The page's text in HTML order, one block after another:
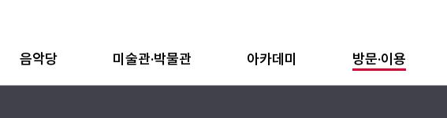
음악당 미술관·박물관 아카데미 방문·이용